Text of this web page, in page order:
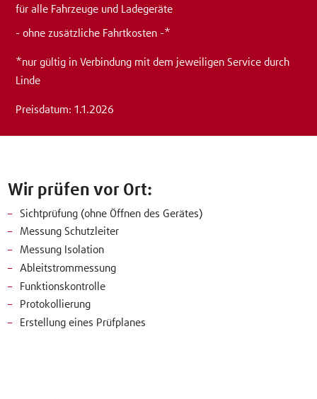
für alle Fahrzeuge und Ladegeräte
- ohne zusätzliche Fahrtkosten -*
*nur gültig in Verbindung mit dem jeweiligen Service durch
Linde
Preisdatum: 1.1.2026
Wir prüfen vor Ort:
Sichtprüfung (ohne Öffnen des Gerätes)
Messung Schutzleiter
Messung Isolation
Ableitstrommessung
Funktionskontrolle
Protokollierung
Erstellung eines Prüfplanes